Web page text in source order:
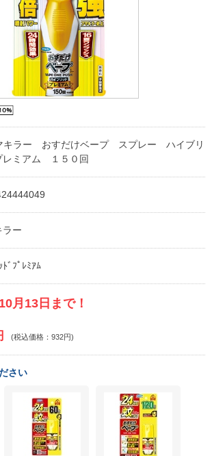
キラー おすだけベープ スプレー ハイブリ
レミアム １５０回
ラー
ﾄﾞﾌﾟﾚﾐｱﾑ
月13日まで！
(税込価格：932円)
さい